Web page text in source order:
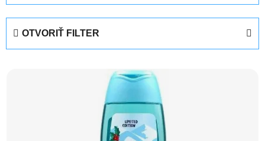
OTVORIŤ FILTER
Výpis produktov